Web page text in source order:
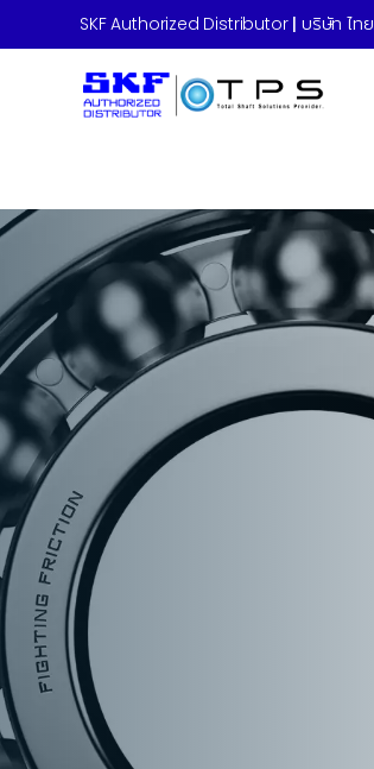
SKF Authorized Distributor | บริษัท ไท
Power Transmission
ระบบส่
เครื่องจั
สายพาน (Belts)
มู่เล่ย์ (Pulleys)
โซ่ (Chains)
เฟืองโซ่ (Sprockets)